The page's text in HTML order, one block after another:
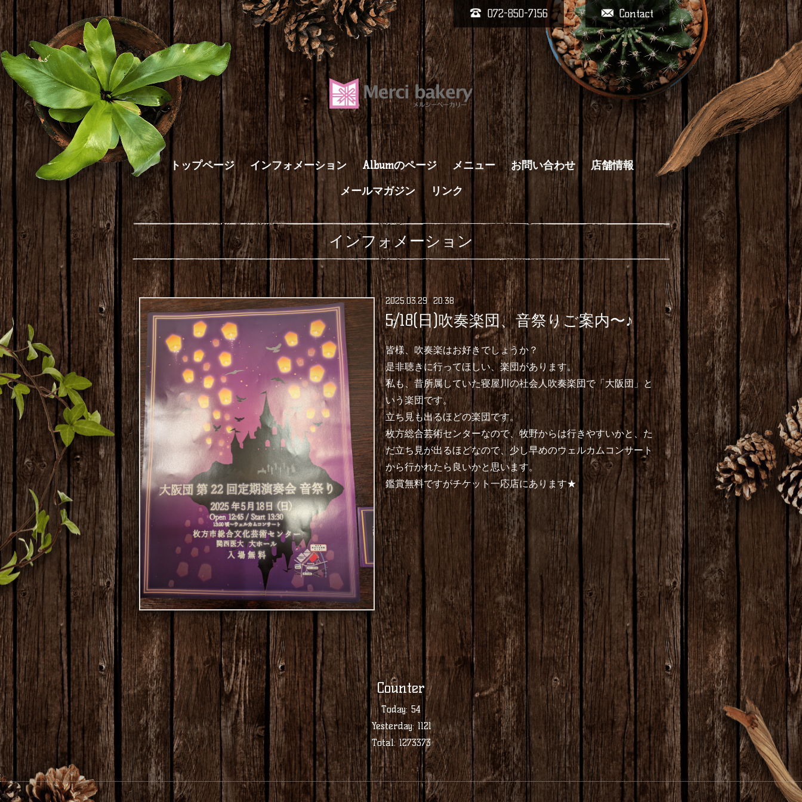
Contact
072-850-7156
トップページ インフォメーション Albumのページ メニュー お問い合わせ
店舗情報
メールマガジン
リンク
インフォメーション
2025.03.29 20:38
5/18(日)吹奏楽団、音祭りご案内〜♪
皆様、吹奏楽はお好きでしょうか？
是非聴きに行ってほしい、楽団があります。
私も、昔所属していた寝屋川の社会人吹奏楽団で「大阪団」と
いう楽団です。
立ち見も出るほどの楽団です。
枚方総合芸術センターなので、牧野からは行きやすいかと、た
だ立ち見が出るほどなので、少し早めのウェルカムコンサート
から行かれたら良いかと思います。
鑑賞無料ですがチケット一応店にあります★
Counter
Today:54
Yesterday:1121
Total:1273373